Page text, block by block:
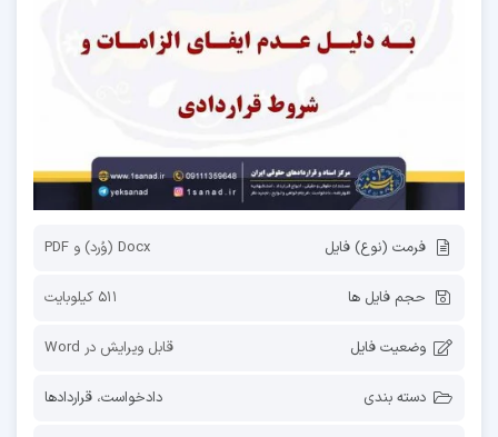
فرمت (نوع) فایل Docx (وُرد) و PDF
حجم فایل ها 511 کیلوبایت
وضعیت فایل قابل ویرایش در Word
دسته بندی دادخواست، قراردادها